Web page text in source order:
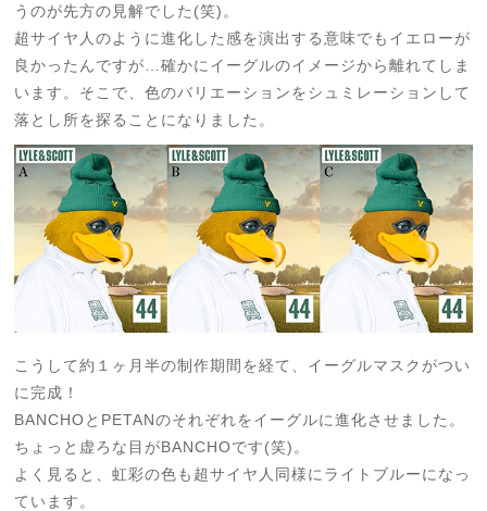
うのが先方の見解でした(笑)。
超サイヤ人のように進化した感を演出する意味でもイエローが
良かったんですが…確かにイーグルのイメージから離れてしま
います。 そこで、色のバリエーションをシュミレーションして
落とし所を探ることになりました。
こうして約１ヶ月半の制作期間を経て、イーグルマスクがつい
に完成！
BANCHOとPETANのそれぞれをイーグルに進化させました。
ちょっと虚ろな目がBANCHOです(笑)。
よく見ると、虹彩の色も超サイヤ人同様にライトブルーになっ
ています。